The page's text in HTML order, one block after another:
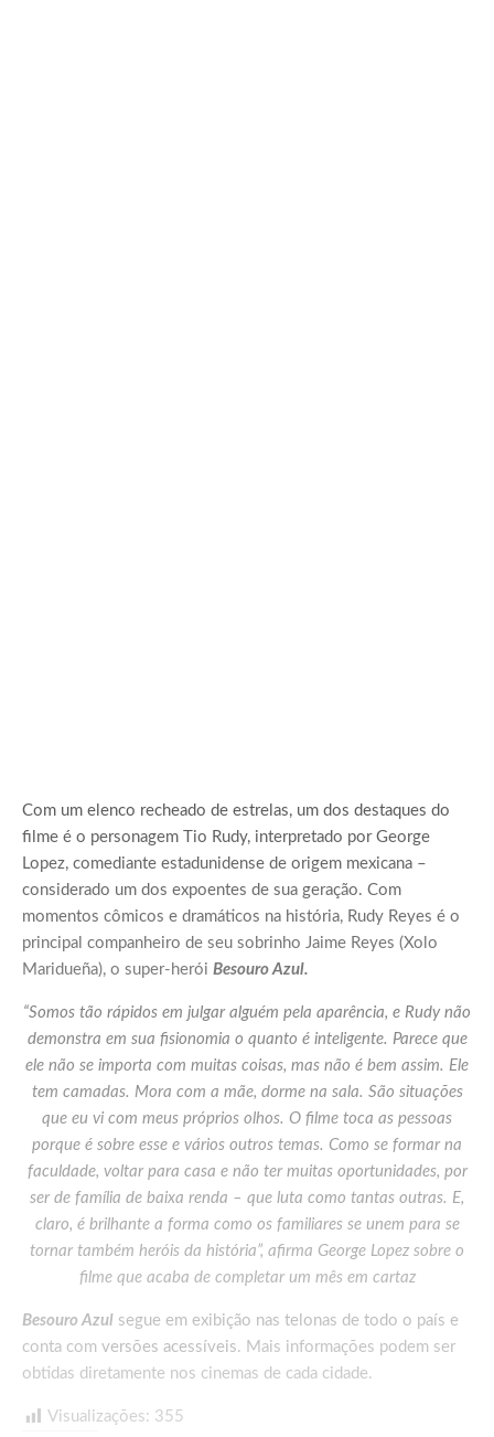
Com um elenco recheado de estrelas, um dos destaques do
filme é o personagem Tio Rudy, interpretado por George
Lopez, comediante estadunidense de origem mexicana –
considerado um dos expoentes de sua geração. Com
momentos cômicos e dramáticos na história, Rudy Reyes é o
principal companheiro de seu sobrinho Jaime Reyes (Xolo
Maridueña), o super-herói Besouro Azul.
“Somos tão rápidos em julgar alguém pela aparência, e Rudy não
demonstra em sua fisionomia o quanto é inteligente. Parece que
ele não se importa com muitas coisas, mas não é bem assim. Ele
tem camadas. Mora com a mãe, dorme na sala. São situações
que eu vi com meus próprios olhos. O filme toca as pessoas
porque é sobre esse e vários outros temas. Como se formar na
faculdade, voltar para casa e não ter muitas oportunidades, por
ser de família de baixa renda – que luta como tantas outras. E,
claro, é brilhante a forma como os familiares se unem para se
tornar também heróis da história”, afirma George Lopez sobre o
filme que acaba de completar um mês em cartaz
Besouro Azul segue em exibição nas telonas de todo o país e
conta com versões acessíveis. Mais informações podem ser
obtidas diretamente nos cinemas de cada cidade.
Visualizações: 355